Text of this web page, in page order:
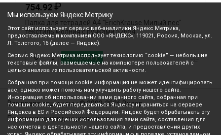
754.92₽
Папка для тетрадей А4 "ErichKrause.Милый пес"
текстиль молния с ручками 52654
В корзину
Все права защищены © 2003-2026 Вилор
Политика конфиденциальности
Мы используем Яндекс Метрику
Этот сайт использует сервис веб-аналитики Яндекс Метрика,
предоставляемый компанией ООО «ЯНДЕКС», 119021, Россия, Москва, ул.
Л. Толстого, 16 (далее — Яндекс).
Сервис Яндекс Метрика использует технологию “cookie” — небольшие
текстовые файлы, размещаемые на компьютере пользователей с
целью анализа их пользовательской активности.
Собранная при помощи cookie информация не может идентифицировать
вас, однако может помочь нам улучшить работу нашего сайта.
Информация об использовании вами данного сайта, собранная при
помощи cookie, будет передаваться Яндексу и храниться на сервере
Яндекса в ЕС и Российской Федерации. Яндекс будет обрабатывать эту
информацию для оценки использования вами сайта, составления для
нас отчетов о деятельности нашего сайта, и предоставления других